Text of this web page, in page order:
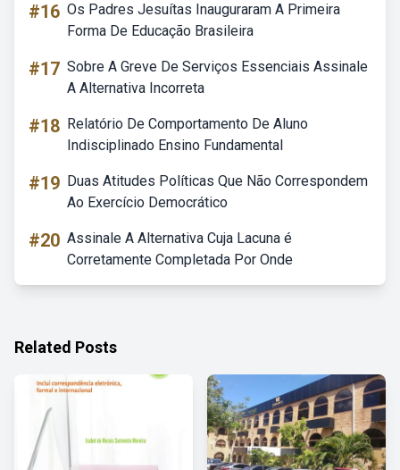
#16 Os Padres Jesuítas Inauguraram A Primeira
Forma De Educação Brasileira
#17 Sobre A Greve De Serviços Essenciais Assinale
A Alternativa Incorreta
#18 Relatório De Comportamento De Aluno
Indisciplinado Ensino Fundamental
#19 Duas Atitudes Políticas Que Não Correspondem
Ao Exercício Democrático
#20 Assinale A Alternativa Cuja Lacuna é
Corretamente Completada Por Onde
Related Posts